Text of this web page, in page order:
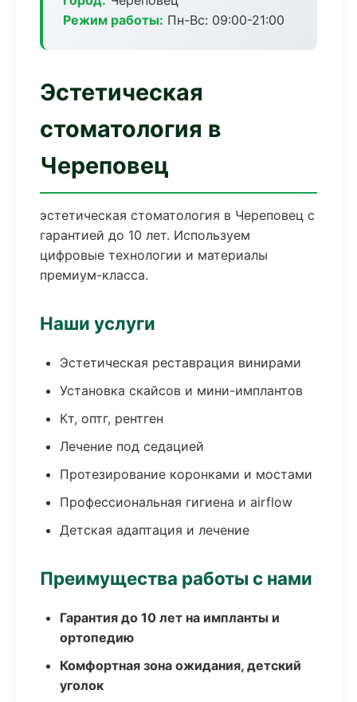
Режим работы: Пн-Вс: 09:00-21:00
Эстетическая
стоматология в
Череповец
эстетическая стоматология в Череповец с
гарантией до 10 лет. Используем
цифровые технологии и материалы
премиум-класса.
Наши услуги
Эстетическая реставрация винирами
Установка скайсов и мини-имплантов
Кт, оптг, рентген
Лечение под седацией
Протезирование коронками и мостами
Профессиональная гигиена и airflow
Детская адаптация и лечение
Преимущества работы с нами
Гарантия до 10 лет на импланты и
ортопедию
Комфортная зона ожидания, детский
уголок